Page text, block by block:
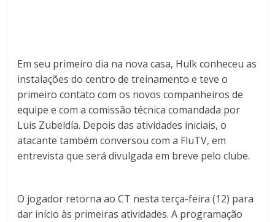
Em seu primeiro dia na nova casa, Hulk conheceu as
instalações do centro de treinamento e teve o
primeiro contato com os novos companheiros de
equipe e com a comissão técnica comandada por
Luis Zubeldía. Depois das atividades iniciais, o
atacante também conversou com a FluTV, em
entrevista que será divulgada em breve pelo clube.
O jogador retorna ao CT nesta terça-feira (12) para
dar início às primeiras atividades. A programação